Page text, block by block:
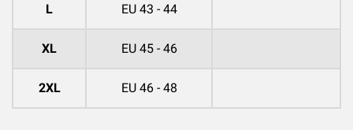
L EU 43 - 44
XL EU 45 - 46
2XL EU 46 - 48